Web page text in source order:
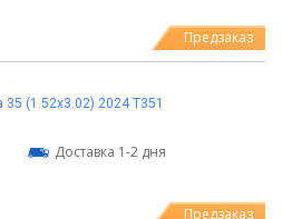
Предзаказ
(1.52х3.02) 2024 T351
Доставка 1-2 дня
Предзаказ